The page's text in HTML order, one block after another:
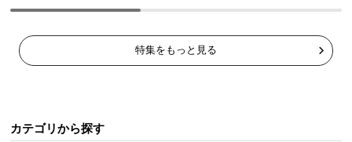
特集をもっと見る
カテゴリから探す